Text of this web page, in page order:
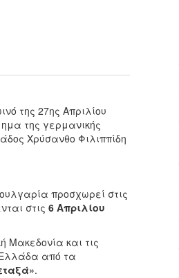
της 27ης Απριλίου
της γερμανικής
Χρύσανθο Φιλιππίδη
προσχωρεί στις
στις 6 Απριλίου
Μακεδονία και τις
Ελλάδα από τα
.